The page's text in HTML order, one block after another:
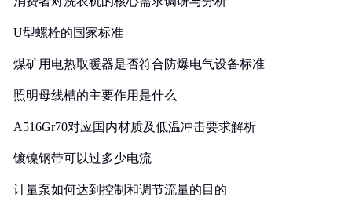
U型螺栓的国家标准
煤矿用电热取暖器是否符合防爆电气设备标准
照明母线槽的主要作用是什么
A516Gr70对应国内材质及低温冲击要求解析
镀镍钢带可以过多少电流
计量泵如何达到控制和调节流量的目的